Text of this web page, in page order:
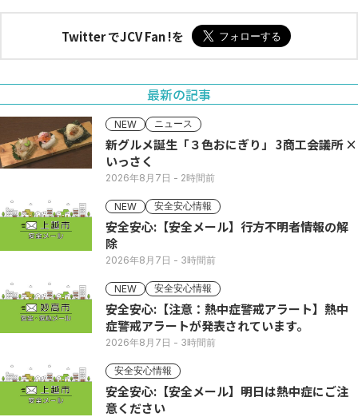
Twitter でJCV Fan !を
最新の記事
NEW ニュース
新グルメ誕生「３色おにぎり」 3商工会議所 ×
いっさく
2026年8月7日 - 2時間前
NEW 安全安心情報
安全安心:【安全メール】行方不明者情報の解
除
2026年8月7日 - 3時間前
NEW 安全安心情報
安全安心:【注意：熱中症警戒アラート】熱中
症警戒アラートが発表されています。
2026年8月7日 - 3時間前
安全安心情報
安全安心:【安全メール】明日は熱中症にご注
意ください